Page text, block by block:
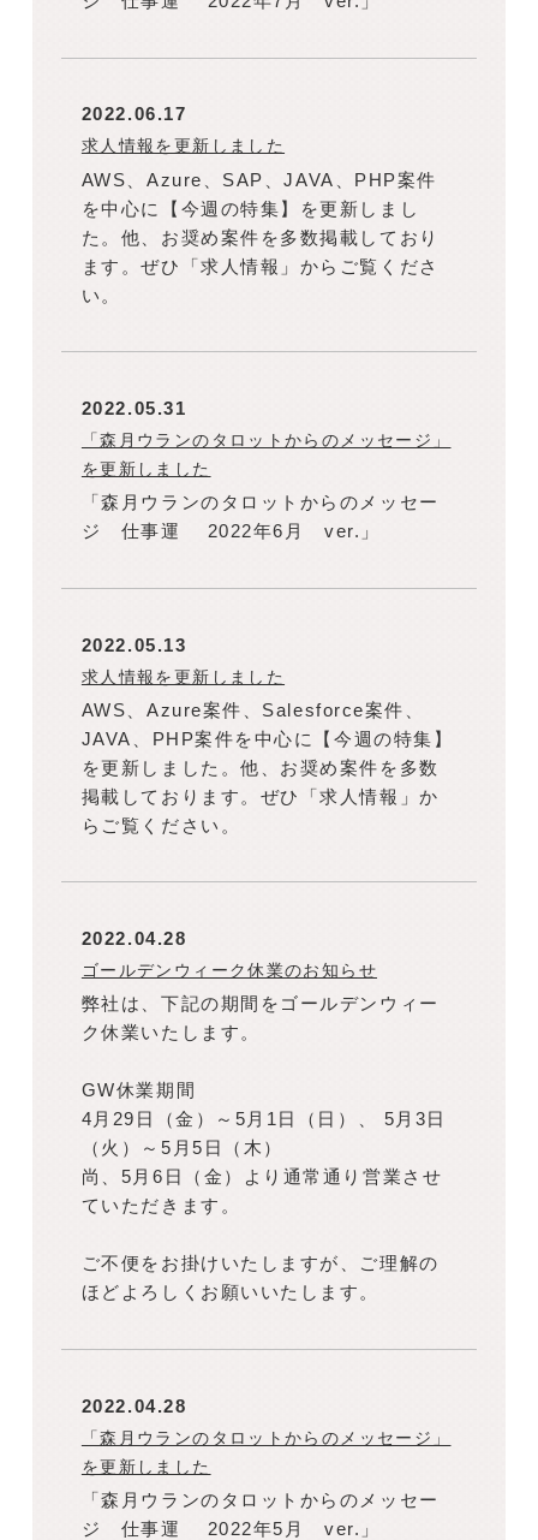
2022.06.17
求人情報を更新しました
AWS、Azure、SAP、JAVA、PHP案件
を中心に【今週の特集】を更新しまし
た。他、お奨め案件を多数掲載しており
ます。ぜひ「求人情報」からご覧くださ
い。
2022.05.31
「森月ウランのタロットからのメッセージ」
を更新しました
「森月ウランのタロットからのメッセー
ジ 仕事運 2022年6月 ver.」
2022.05.13
求人情報を更新しました
AWS、Azure案件、Salesforce案件、
JAVA、PHP案件を中心に【今週の特集】
を更新しました。他、お奨め案件を多数
掲載しております。ぜひ「求人情報」か
らご覧ください。
2022.04.28
ゴールデンウィーク休業のお知らせ
弊社は、下記の期間をゴールデンウィー
ク休業いたします。
GW休業期間
4月29日（金）～5月1日（日）、 5月3日
（火）～5月5日（木）
尚、5月6日（金）より通常通り営業させ
ていただきます。
ご不便をお掛けいたしますが、ご理解の
ほどよろしくお願いいたします。
2022.04.28
「森月ウランのタロットからのメッセージ」
を更新しました
「森月ウランのタロットからのメッセー
ジ 仕事運 2022年5月 ver.」